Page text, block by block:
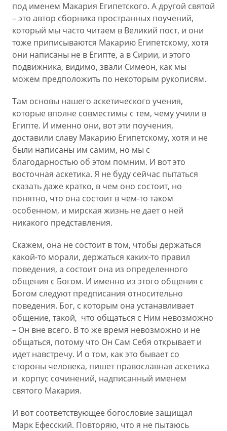
под именем Макария Египетского. А другой святой
– это автор сборника пространных поучений,
который мы часто читаем в Великий пост, и они
тоже приписываются Макарию Египетскому, хотя
они написаны не в Египте, а в Сирии, и этого
подвижника, видимо, звали Симеон, как мы
можем предположить по некоторым рукописям.
Там основы нашего аскетического учения,
которые вполне совместимы с тем, чему учили в
Египте. И именно они, вот эти поучения,
доставили славу Макарию Египетскому, хотя и не
были написаны им самим, но мы с
благодарностью об этом помним. И вот это
восточная аскетика. Я не буду сейчас пытаться
сказать даже кратко, в чем оно состоит, но
понятно, что она состоит в чем-то таком
особенном, и мирская жизнь не дает о ней
никакого представления.
Скажем, она не состоит в том, чтобы держаться
какой-то морали, держаться каких-то правил
поведения, а состоит она из определенного
общения с Богом. И именно из этого общения с
Богом следуют предписания относительно
поведения. Бог, с которым она устанавливает
общение, такой, что общаться с Ним невозможно
– Он вне всего. В то же время невозможно и не
общаться, потому что Он Сам Себя открывает и
идет навстречу. И о том, как это бывает со
стороны человека, пишет православная аскетика
и корпус сочинений, надписанный именем
святого Макария.
И вот соответствующее богословие защищал
Марк Ефесский. Повторяю, что я не пытаюсь